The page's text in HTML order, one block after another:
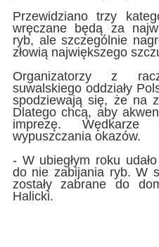
Przewidziano trzy
wręczane będą za
ryb, ale szczególnie
złowią największego
Organizatorzy z
suwalskiego oddziały
spodziewają się, że na
Dlatego chcą, aby
imprezę.
wypuszczania okazów.
- W ubiegłym roku
do nie zabijania ryb. W
zostały zabrane do
Halicki.